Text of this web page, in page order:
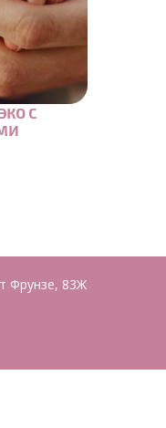
С
Фрунзе, 83Ж